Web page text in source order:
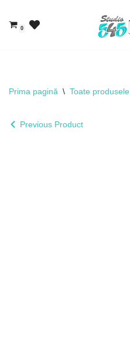
Sari
0
Prima pagină \ Toate produsele
Previous Product